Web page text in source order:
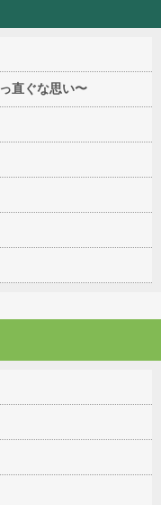
直ぐな思い〜